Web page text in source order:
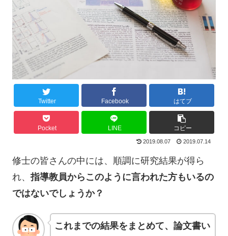
Twitter Facebook はてブ
Pocket LINE コピー
2019.08.07 2019.07.14
修士の皆さんの中には、順調に研究結果が得ら
れ、指導教員からこのように言われた方もいるの
ではないでしょうか？
これまでの結果をまとめて、論文書い